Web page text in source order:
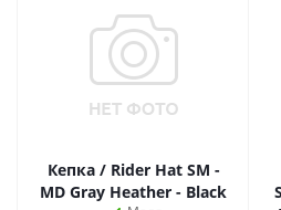
Кепка / Rider Hat SM -
MD Gray Heather - Black